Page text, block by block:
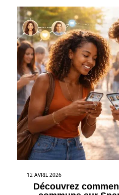
12 AVRIL 2026
Découvrez